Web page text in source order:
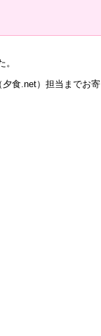
食.net）担当までお寄